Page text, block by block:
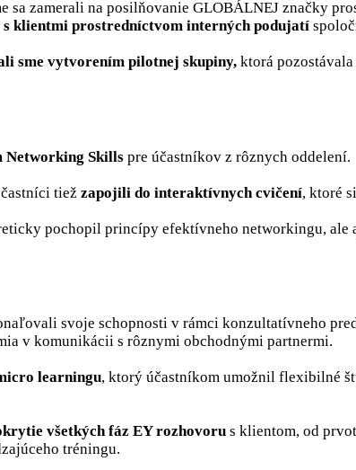
sa zamerali na posilňovanie GLOBÁLNEJ značky
s klientmi prostredníctvom interných podujatí
sme vytvorením pilotnej skupiny,ktorá pozostávala
Networking Skills pre účastníkov z rôznych oddelení.
tiež zapojili do interaktívnych cvičení, ktoré
pochopil princípy efektívneho networkingu, ale
svoje schopnosti v rámci konzultatívneho
v komunikácii s rôznymi obchodnými partnermi.
learningu, ktorý účastníkom umožnil flexibilné
všetkých fáz EY rozhovoru s klientom, od
tréningu.